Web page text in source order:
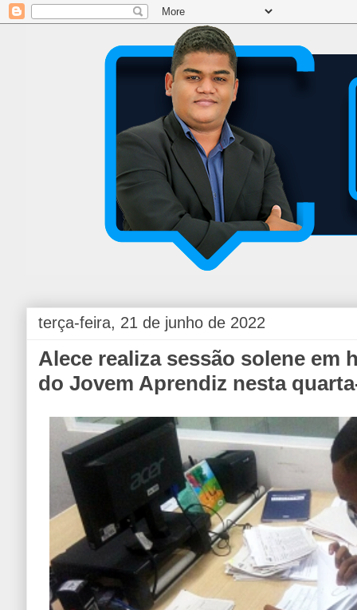
terça-feira, 21 de junho de 2022
Alece realiza sessão solene em
do Jovem Aprendiz nesta